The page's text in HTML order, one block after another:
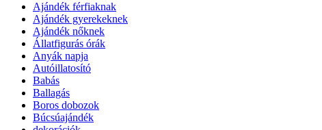
Ajándék férfiaknak
Ajándék gyerekeknek
Ajándék nőknek
Állatfigurás órák
Anyák napja
Autóillatosító
Babás
Ballagás
Boros dobozok
Búcsúajándék